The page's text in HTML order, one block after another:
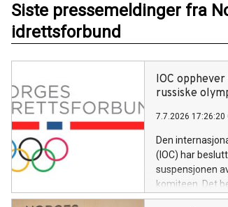
Siste pressemeldinger fra
idrettsforbund
IOC
russiske
7.7.2026 17:26:20
Den
(IOC) har
suspensjonen
komiteen. Det
kan delta i